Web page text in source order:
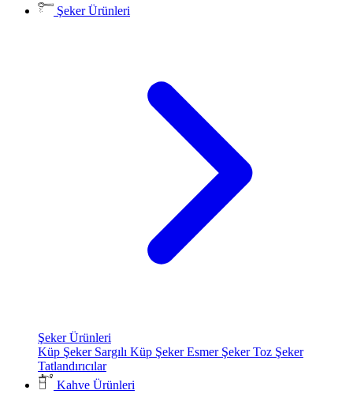
Şeker Ürünleri
Şeker Ürünleri
Küp Şeker Sargılı Küp ŞekerEsmer ŞekerToz Şeker
Tatlandırıcılar
Kahve Ürünleri